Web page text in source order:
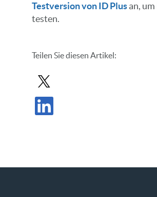
Testversion von ID Plusan, um
testen.
Teilen Sie diesen Artikel:
Beitrag in X teilen